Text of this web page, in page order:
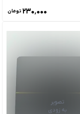
۲۳۰٬۰۰۰ تومان
تصویر
به زودی